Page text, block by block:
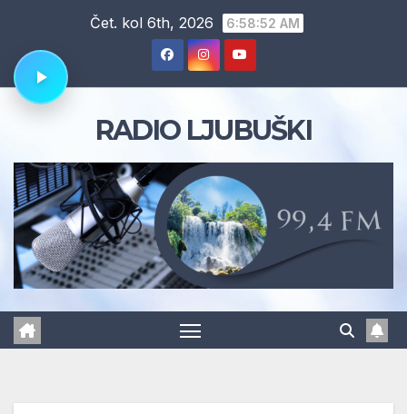
content
Čet. kol 6th, 2026 6:58:52 AM
RADIO LJUBUŠKI